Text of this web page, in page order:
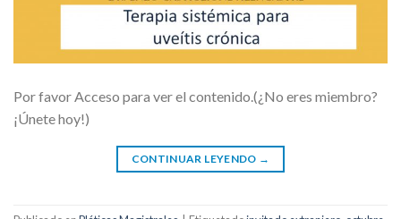
Por favor Acceso para ver el contenido.(¿No eres miembro?
¡Únete hoy!)
CONTINUAR LEYENDO →